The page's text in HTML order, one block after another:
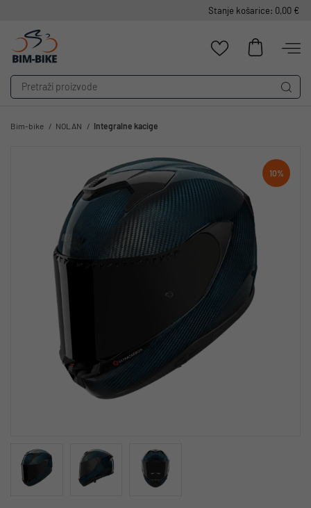
Stanje košarice: 0,00 €
Bim-bike NOLAN Integralne kacige
10%